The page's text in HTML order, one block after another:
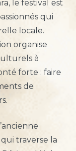
le festival est
qui
locale.
organise
à
forte : faire
de
traverse la